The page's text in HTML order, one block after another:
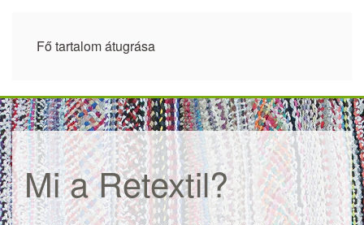
Fő tartalom átugrása
Mi a Retextil?